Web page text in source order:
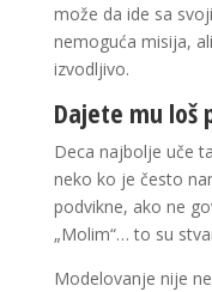
može da ide sa
nemoguća misija,
izvodljivo.
Dajete mu loš
Deca najbolje uče
neko ko je često
podvikne, ako ne
„Molim“… to su
Modelovanje nije